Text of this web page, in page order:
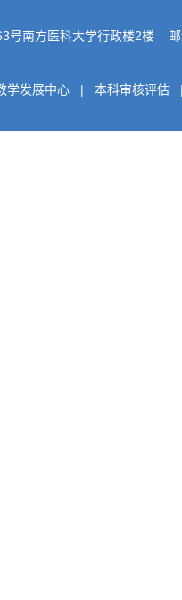
号南方医科大学行政楼2楼
学发展中心 | 本科审核评估